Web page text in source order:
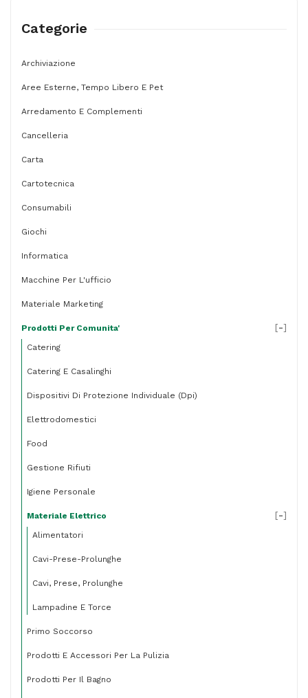
Categorie
Archiviazione
Aree Esterne, Tempo Libero E Pet
Arredamento E Complementi
Cancelleria
Carta
Cartotecnica
Consumabili
Giochi
Informatica
Macchine Per L'ufficio
Materiale Marketing
Prodotti Per Comunita'
Catering
Catering E Casalinghi
Dispositivi Di Protezione Individuale (dpi)
Elettrodomestici
Food
Gestione Rifiuti
Igiene Personale
Materiale Elettrico
Alimentatori
Cavi-Prese-Prolunghe
Cavi, Prese, Prolunghe
Lampadine E Torce
[-]
Primo Soccorso
Prodotti E Accessori Per La Pulizia
Prodotti Per Il Bagno
[-]